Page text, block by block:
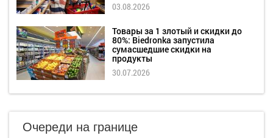
03.08.2026
Товары за 1 злотый и скидки до
80%: Biedronka запустила
сумасшедшие скидки на
продукты
30.07.2026
Очереди на границе